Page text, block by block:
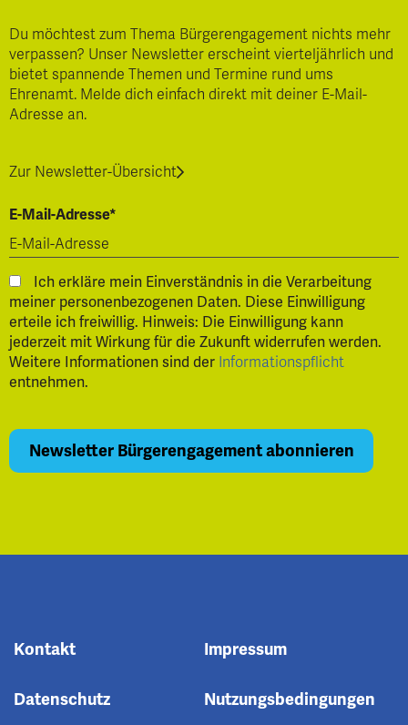
Du möchtest zum Thema Bürgerengagement nichts mehr
verpassen? Unser Newsletter erscheint vierteljährlich und
bietet spannende Themen und Termine rund ums
Ehrenamt. Melde dich einfach direkt mit deiner E-Mail-
Adresse an.
Zur Newsletter-Übersicht
E-Mail-Adresse*
Ich erkläre mein Einverständnis in die Verarbeitung
meiner personenbezogenen Daten. Diese Einwilligung
erteile ich freiwillig. Hinweis: Die Einwilligung kann
jederzeit mit Wirkung für die Zukunft widerrufen werden.
Weitere Informationen sind der Informationspflicht
entnehmen.
Kontakt Impressum
Datenschutz Nutzungsbedingungen